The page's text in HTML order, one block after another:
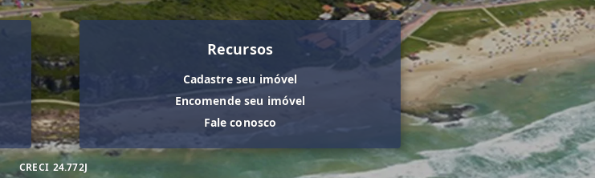
Recursos
Cadastre seu imóvel
Encomende seu imóvel
Fale conosco
CRECI 24.772J